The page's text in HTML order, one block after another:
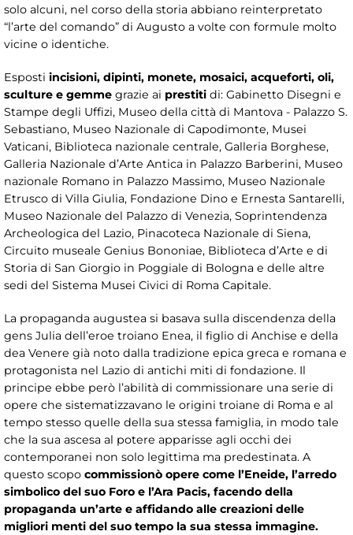
solo alcuni, nel corso della storia abbiano reinterpretato
“l’arte del comando” di Augusto a volte con formule molto
vicine o identiche.
Esposti incisioni, dipinti, monete, mosaici, acqueforti, oli,
sculture e gemme grazie ai prestiti di: Gabinetto Disegni e
Stampe degli Uffizi, Museo della città di Mantova - Palazzo S.
Sebastiano, Museo Nazionale di Capodimonte, Musei
Vaticani, Biblioteca nazionale centrale, Galleria Borghese,
Galleria Nazionale d’Arte Antica in Palazzo Barberini, Museo
nazionale Romano in Palazzo Massimo, Museo Nazionale
Etrusco di Villa Giulia, Fondazione Dino e Ernesta Santarelli,
Museo Nazionale del Palazzo di Venezia, Soprintendenza
Archeologica del Lazio, Pinacoteca Nazionale di Siena,
Circuito museale Genius Bononiae, Biblioteca d’Arte e di
Storia di San Giorgio in Poggiale di Bologna e delle altre
sedi del Sistema Musei Civici di Roma Capitale.
La propaganda augustea si basava sulla discendenza della
gens Julia dell’eroe troiano Enea, il figlio di Anchise e della
dea Venere già noto dalla tradizione epica greca e romana e
protagonista nel Lazio di antichi miti di fondazione. Il
principe ebbe però l’abilità di commissionare una serie di
opere che sistematizzavano le origini troiane di Roma e al
tempo stesso quelle della sua stessa famiglia, in modo tale
che la sua ascesa al potere apparisse agli occhi dei
contemporanei non solo legittima ma predestinata. A
questo scopo commissionò opere come l’Eneide, l’arredo
simbolico del suo Foro e l’Ara Pacis, facendo della
propaganda un’arte e affidando alle creazioni delle
migliori menti del suo tempo la sua stessa immagine.